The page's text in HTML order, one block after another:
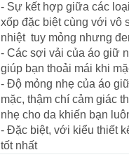
- Sự kết hợp giữa các
xốp đặc biệt cùng với vô
nhiệt tuy mỏng nhưng
- Các sợi vải của áo giữ
giúp bạn thoải mái khi
- Độ mỏng nhẹ của áo
mặc, thậm chí cảm giác
nhẹ cho da khiến bạn
- Đặc biệt, với kiểu thiết
tốt nhất